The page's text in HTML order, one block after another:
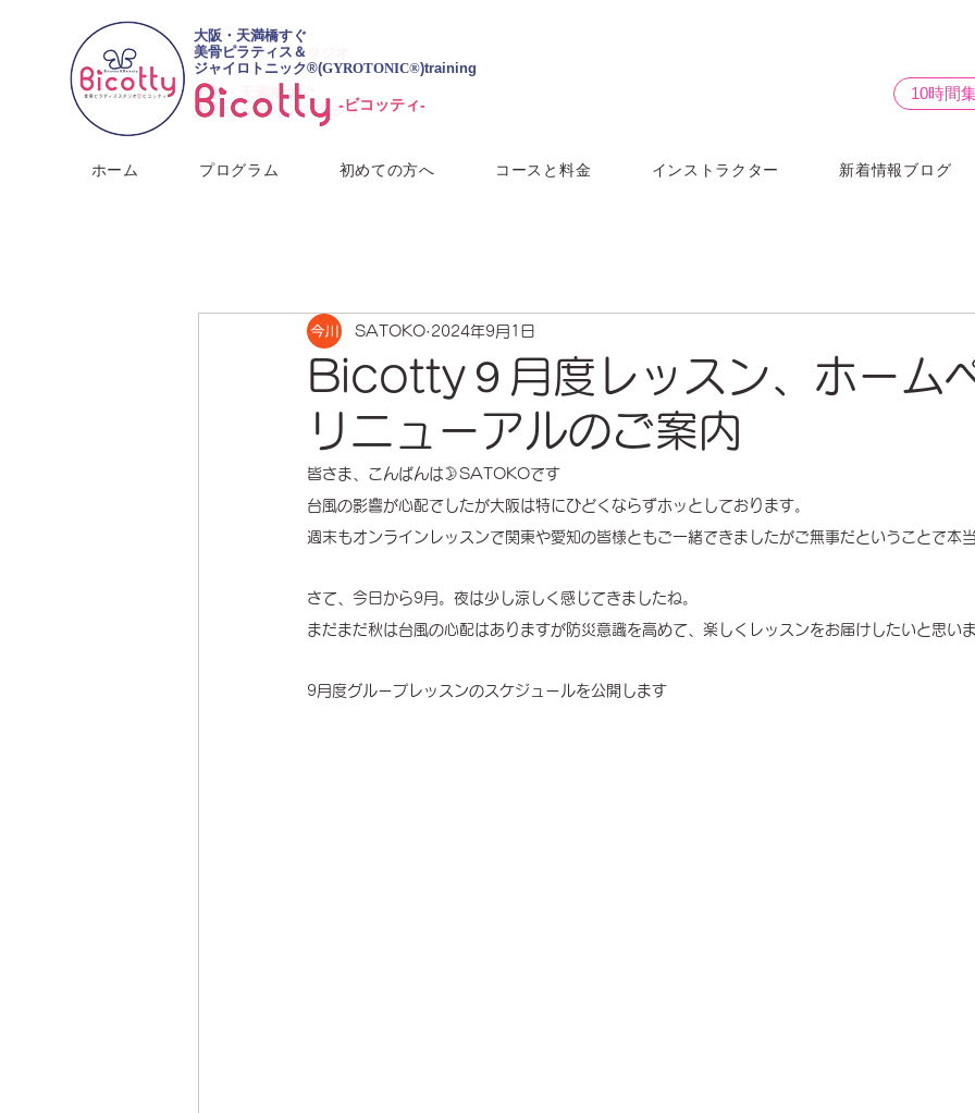
大阪・天満橋すぐ
美骨ピラティススタジオ
​大阪・天満橋すぐ
美骨ピラティススタジオ
​大阪・天満橋すぐ
美骨ピラティス＆
ジャイロトニック®︎(GYROTONIC®)training
-ビコッティ-
10時間
ホーム プログラム 初めての方へ コースと料金 インストラクター 新着情報ブログ
Bicotty９月度レッスン、ホーム
リニューアルのご案内
SATOKO 2024年9月1日
皆さま、こんばんは🌛SATOKOです
台風の影響が心配でしたが大阪は特にひどくならずホッとしております。
週末もオンラインレッスンで関東や愛知の皆様ともご一緒できましたがご無事だということで本
さて、今日から9月。夜は少し涼しく感じてきましたね。
まだまだ秋は台風の心配はありますが防災意識を高めて、楽しくレッスンをお届けしたいと思い
9月度グループレッスンのスケジュールを公開します